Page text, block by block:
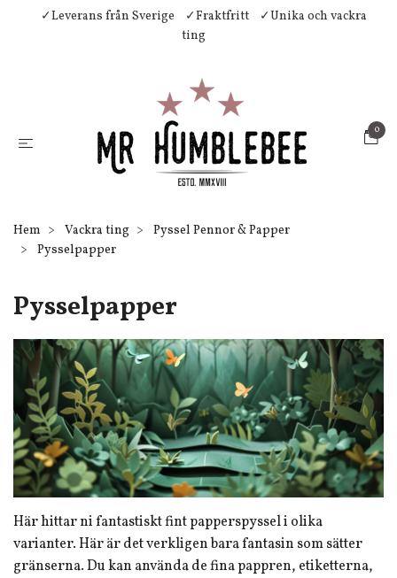
✓Leverans från Sverige ✓Fraktfritt
✓Unika och vackra
ting
0
Hem Vackra ting
Pyssel Pennor & Papper
Pysselpapper
Pysselpapper
Här hittar ni fantastiskt fint papperspyssel i olika
varianter. Här är det verkligen bara fantasin som sätter
gränserna. Du kan använda de fina pappren, etiketterna,